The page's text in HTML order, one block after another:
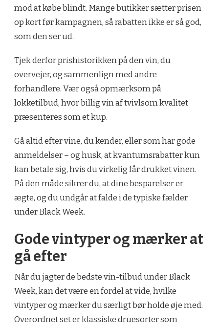
mod at købe blindt. Mange butikker sætter prisen
op kort før kampagnen, så rabatten ikke er så god,
som den ser ud.
Tjek derfor prishistorikken på den vin, du
overvejer, og sammenlign med andre
forhandlere. Vær også opmærksom på
lokketilbud, hvor billig vin af tvivlsom kvalitet
præsenteres som et kup.
Gå altid efter vine, du kender, eller som har gode
anmeldelser – og husk, at kvantumsrabatter kun
kan betale sig, hvis du virkelig får drukket vinen.
På den måde sikrer du, at dine besparelser er
ægte, og du undgår at falde i de typiske fælder
under Black Week.
Gode vintyper og mærker at
gå efter
Når du jagter de bedste vin-tilbud under Black
Week, kan det være en fordel at vide, hvilke
vintyper og mærker du særligt bør holde øje med.
Overordnet set er klassiske druesorter som